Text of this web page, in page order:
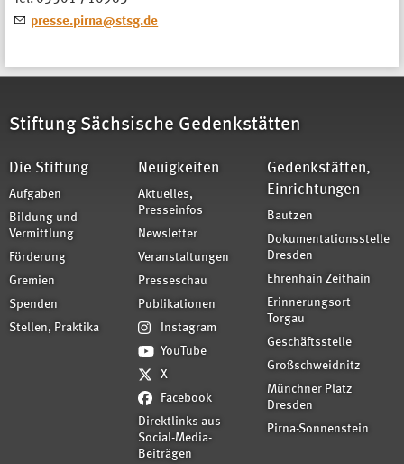
presse.pirna@stsg.de
Stiftung Sächsische Gedenkstätten
Die Stiftung
Aufgaben
Bildung und
Vermittlung
Förderung
Gremien
Spenden
Stellen, Praktika
Neuigkeiten
Aktuelles,
Presseinfos
Newsletter
Veranstaltungen
Presseschau
Publikationen
Instagram
YouTube
X
Facebook
Direktlinks aus
Social-Media-
Beiträgen
Gedenkstätten,
Einrichtungen
Bautzen
Dokumentationsstelle
Dresden
Ehrenhain Zeithain
Erinnerungsort
Torgau
Geschäftsstelle
Großschweidnitz
Münchner Platz
Dresden
Pirna-Sonnenstein